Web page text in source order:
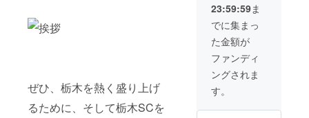
ぜひ、栃木を熱く盛り上げ
るために、そして栃木SCを
23:59:59ま
でに集まっ
た金額が
ファンディ
ングされま
す。